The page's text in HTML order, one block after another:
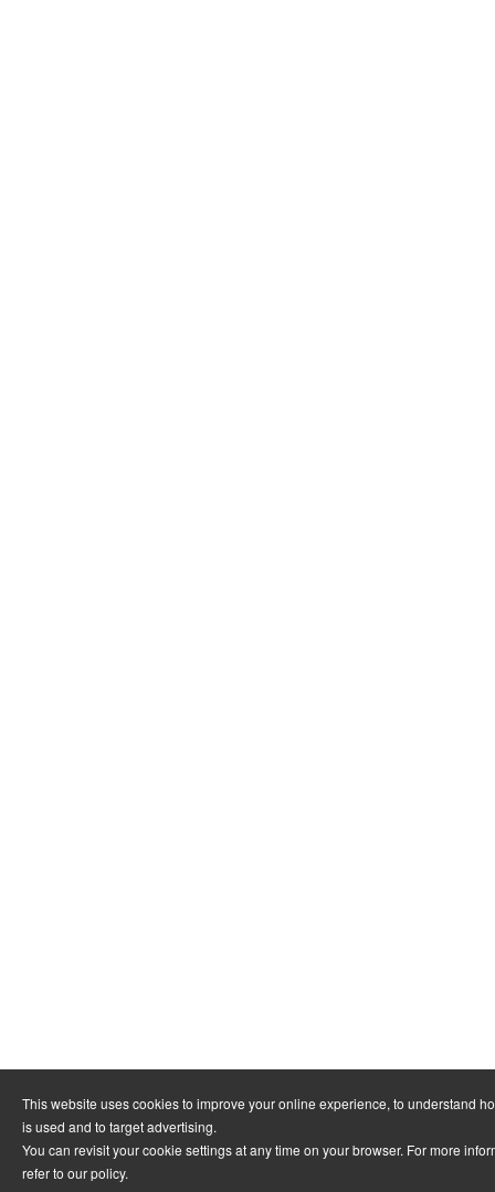
This website uses cookies to improve your online experience, to understand
is used and to target advertising.
You can revisit your cookie settings at any time on your browser. For more
refer to our policy.